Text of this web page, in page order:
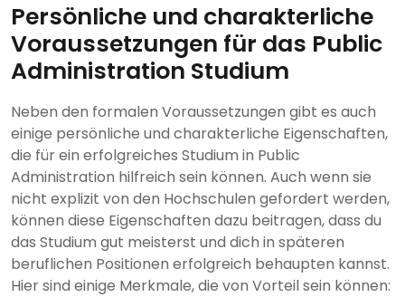
Persönliche und charakterliche
Voraussetzungen für das Public
Administration Studium
Neben den formalen Voraussetzungen gibt es auch
einige persönliche und charakterliche Eigenschaften,
die für ein erfolgreiches Studium in Public
Administration hilfreich sein können. Auch wenn sie
nicht explizit von den Hochschulen gefordert werden,
können diese Eigenschaften dazu beitragen, dass du
das Studium gut meisterst und dich in späteren
beruflichen Positionen erfolgreich behaupten kannst.
Hier sind einige Merkmale, die von Vorteil sein können: